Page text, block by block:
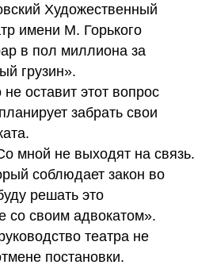
Художественный
имени М. Горького
в пол миллиона за
грузин».
оставит этот вопрос
забрать свои
мной не выходят на связь.
соблюдает закон во
решать это
со своим адвокатом».
театра не
постановки.